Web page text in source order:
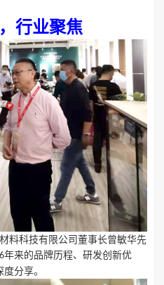
行业聚焦
料科技有限公司董事长曾敏华先
年来的品牌历程、研发创新优
分享。